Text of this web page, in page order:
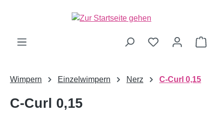
Wimpern Einzelwimpern Nerz C-Curl 0,15
C-Curl 0,15